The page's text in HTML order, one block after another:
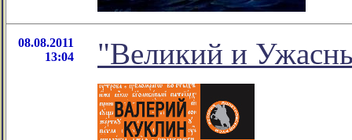
08.08.2011
13:04
"Великий и